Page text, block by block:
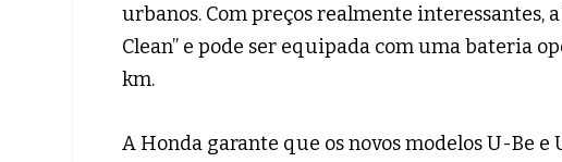
urbanos. Com preços realmente interessantes,
Clean” e pode ser equipada com uma bateria
km.
A Honda garante que os novos modelos U-Be e